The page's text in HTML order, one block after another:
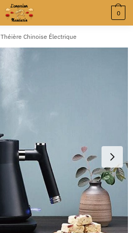
0
Théière Chinoise Électrique